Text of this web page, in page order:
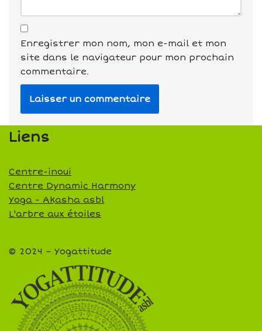
Enregistrer mon nom, mon e-mail et mon
site dans le navigateur pour mon prochain
commentaire.
Liens
Centre-inoui
Centre Dynamic Harmony
Yoga - Akasha asbl
L'arbre aux étoiles
© 2024 – Yogattitude